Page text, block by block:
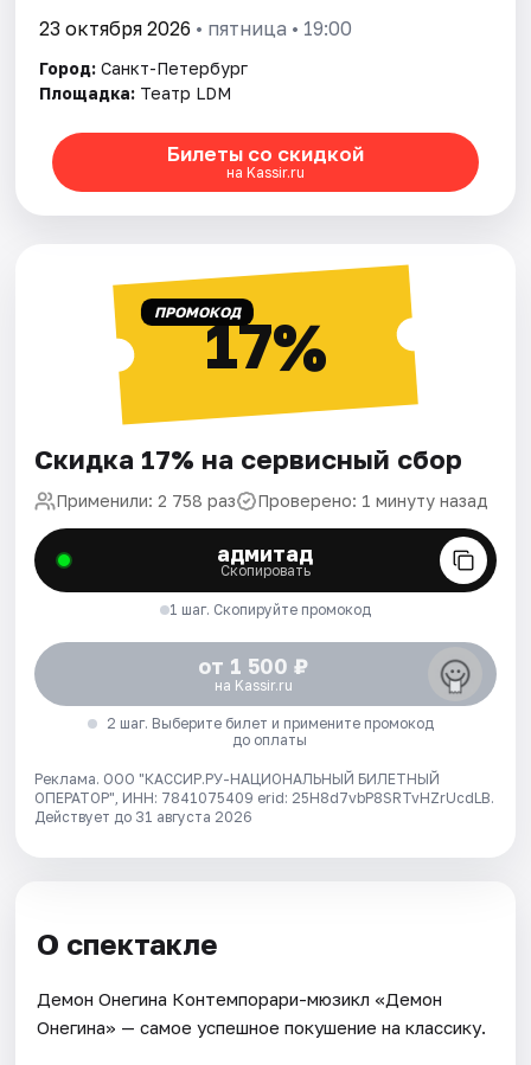
23 октября 2026 • пятница • 19:00
Город: Санкт-Петербург
Площадка: Театр LDM
Билеты со скидкой
на Kassir.ru
ПРОМОКОД17%
Скидка 17% на сервисный сбор
Применили: 2 758 раз Проверено: 1 минуту назад
адмитад
Скопировать
1 шаг. Скопируйте промокод
от 1 500 ₽
на Kassir.ru
2 шаг. Выберите билет и примените промокод
до оплаты
Реклама. ООО "КАССИР.РУ-НАЦИОНАЛЬНЫЙ БИЛЕТНЫЙ
ОПЕРАТОР", ИНН: 7841075409 erid: 25H8d7vbP8SRTvHZrUcdLB.
Действует до 31 августа 2026
О спектакле
Демон Онегина Контемпорари-мюзикл «Демон
Онегина» — самое успешное покушение на классику.